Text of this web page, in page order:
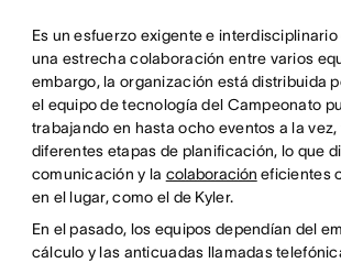
Es un esfuerzo exigente e
una estrecha colaboración entre varios
embargo, la organización está distribuida
el equipo de tecnología del Campeonato
trabajando en hasta ocho eventos a la vez,
diferentes etapas de planificación, lo que
comunicación y la colaboración eficientes
en el lugar, como el de Kyler.
En el pasado, los equipos dependían del
cálculo y las anticuadas llamadas